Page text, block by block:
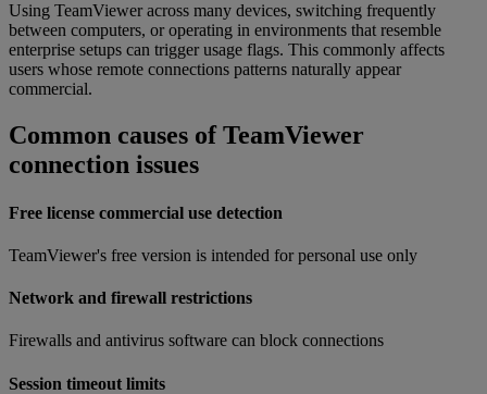
Using TeamViewer across many devices, switching frequently
between computers, or operating in environments that resemble
enterprise setups can trigger usage flags. This commonly affects
users whose remote connections patterns naturally appear
commercial.
Common causes of TeamViewer
connection issues
Free license commercial use detection
TeamViewer's free version is intended for personal use only
Network and firewall restrictions
Firewalls and antivirus software can block connections
Session timeout limits